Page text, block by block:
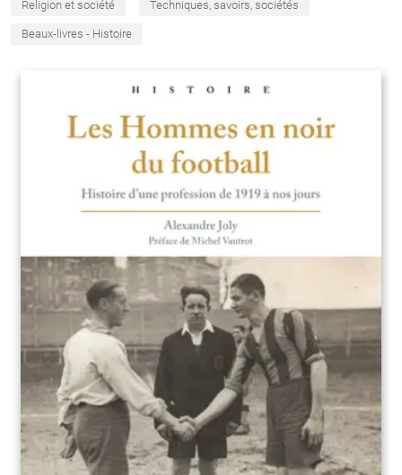
Religion et société Techniques, savoirs, sociétés
Beaux-livres - Histoire